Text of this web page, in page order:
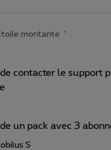
montante
contacter le support
un pack avec 3
S